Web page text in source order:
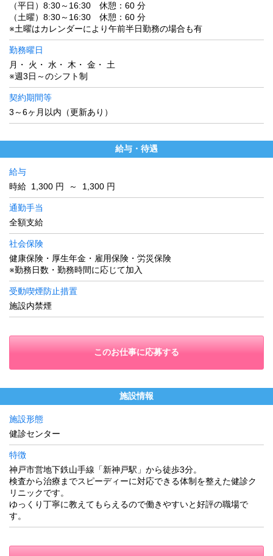
（平日）8:30～16:30 休憩：60 分
（土曜）8:30～16:30 休憩：60 分
※土曜はカレンダーにより午前半日勤務の場合も有
勤務曜日
月・ 火・ 水・ 木・ 金・ 土
※週3日～のシフト制
契約期間等
3～6ヶ月以内（更新あり）
給与・待遇
給与
時給 1,300 円 ～ 1,300 円
通勤手当
全額支給
社会保険
健康保険・厚生年金・雇用保険・労災保険
※勤務日数・勤務時間に応じて加入
受動喫煙防止措置
施設内禁煙
このお仕事に応募する
施設情報
施設形態
健診センター
特徴
神戸市営地下鉄山手線「新神戸駅」から徒歩3分。
検査から治療までスピーディーに対応できる体制を整えた健診ク
リニックです。
ゆっくり丁寧に教えてもらえるので働きやすいと好評の職場で
す。